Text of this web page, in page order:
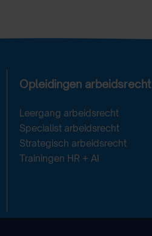
Opleidingen arbeidsrecht
Leergang arbeidsrecht
Specialist arbeidsrecht
Strategisch arbeidsrecht
Trainingen HR + AI